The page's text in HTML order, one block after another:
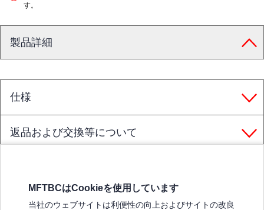
す。
製品詳細
仕様
返品および交換等について
MFTBCはCookieを使用しています
当社のウェブサイトは利便性の向上およびサイトの改良